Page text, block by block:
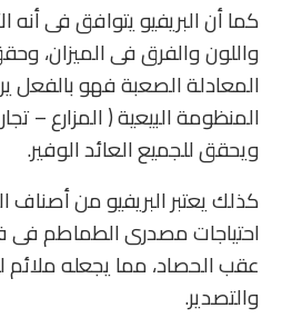
كما أن البريفيو يتوافق فى أنه
واللون والفرق فى الميزان،
المعادلة الصعبة فهو بالفعل
المنظومة البيعية ( المزارع –
ويحقق للجميع العائد الوفير.
كذلك يعتبر البريفيو من أصناف
احتياجات مصدرى الطماطم فى
عقب الحصاد، مما يجعله
والتصدير.